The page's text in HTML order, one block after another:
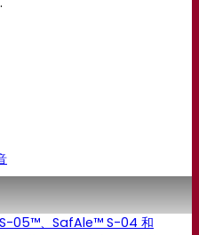
05™、SafAle™ S-04 和